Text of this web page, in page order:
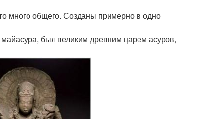
много общего. Созданы примерно в одно
был великим древним царем асуров,